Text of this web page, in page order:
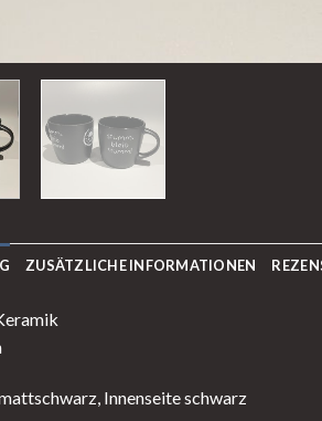
ZUSÄTZLICHE INFORMATIONEN
Innenseite schwarz